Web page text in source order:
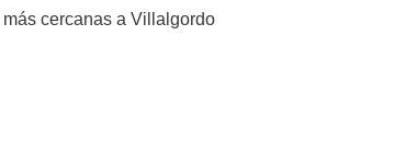
más cercanas a Villalgordo